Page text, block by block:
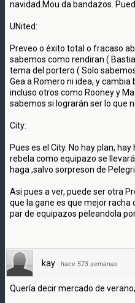
navidad.Mou da bandazos.
UNited:
Preveo o éxito total o fracaso
sabemos como rendiran (
tema del portero ( Solo
Gea a Romero ni idea, y
incluso otros como Rooney y
sabemos si lograrán ser lo que
City:
Pues es el City. No hay plan,
rebela como equipazo se
haga ,salvo sorpreson de
Asi pues a ver, puede ser otra
que la gane es que mejor racha
par de equipazos peleandola
kay · hace 573 semanas
Quería decir mercado de